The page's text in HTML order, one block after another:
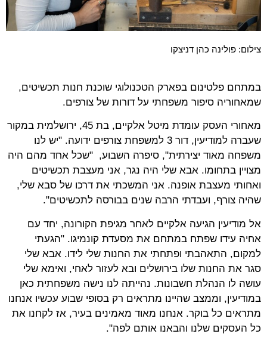
צילום: פולינה כהן דניצקו
במתחם פלטינום בפארק הטכנולוגי שוכנת חנות תכשיטים,
שמאחוריה סיפור משפחתי על דורות של צורפים.
מאחורי העסק עומדת מיטל אלקיים, בת 45, ירושלמית במקור
שעברה למודיעין, דור 3 למשפחת צורפים ידועה. "יש לנו
משפחה מאוד יצירתית", סיפרה השבוע, "שכל אחד מהם היה
מצויין בתחומו. אבא שלי היה נגר, אני מעצבת תכשיטים
ואחותי מעצבת אופנה. אני המשכתי את דרכו של סבא שלי,
שהיה צורף, ועבדתי הרבה שנים בבורסה לתכשיטים".
אל מודיעין הגיעה אלקיים לאחר מגיפת הקורונה, יחד עם
אחיה עידו שפתח במתחם את מסעדת קונמיגו. "הגעתי
למקום, התאהבתי ופתחתי את החנות שלי לידו. אבא שלי
סגר את החנות שלו בירושלים ובא לעזור לאחי, ואימא שלי
עושה לו הנהלת חשבונות. נהייתה לנו נישה משפחתית כאן
במודיעין, וממצב שהיינו מתראים רק בסופי שבוע עכשיו אנחנו
מתראים כל בוקר. אנחנו מאוד מאמינים בעיר, אז לקחנו את
כל העסקים שלנו והבאנו אותם לפה".